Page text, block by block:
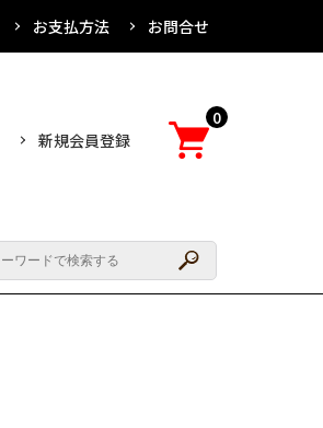
お支払方法 お問合せ
新規会員登録
0